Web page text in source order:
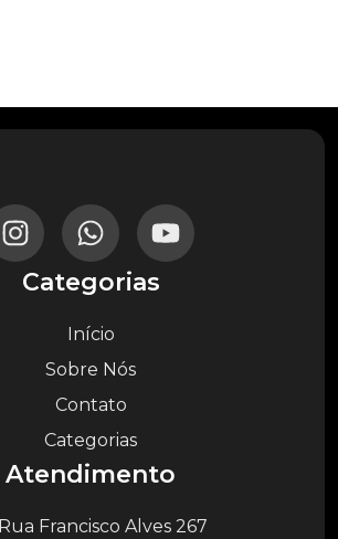
Categorias
Início
Sobre Nós
Contato
Categorias
Atendimento
Rua Francisco Alves 267